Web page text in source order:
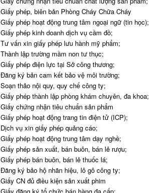
Giấy phép, biên bản Phòng Cháy Chữa Cháy
Giấy phép hoạt động trung tâm ngoại ngữ (tin học);
Giấy phép kinh doanh dịch vụ cầm đồ;
Tư vấn xin giấy phép lưu hành mỹ phẩm;
Thành lập trường mầm non tư thục;
Giấy phép điện lực tại Sở công thương;
Đăng ký bản cam kết bảo vệ môi trường;
Soạn thảo nội quy, quy chế công ty;
Giấy phép thành lập phòng khám chuyên, đa khoa;
Giấy chứng nhận tiêu chuẩn sản phẩm
Giấy phép hoạt động trang tin điện tử (ICP);
Dịch vụ xin giấy phép quảng cáo;
Giấy phép hoạt động trung tâm dạy nghề;
Giấy phép sản xuất, bán buôn, bán lẻ rượu;
Giấy phép bán buôn, bán lẻ thuốc lá;
Đăng ký bảo hộ nhãn hiệu, lô gô công ty;
Giấy CN đủ điều kiện sản xuất phim